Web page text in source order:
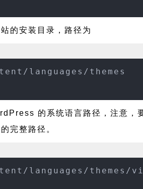
的安装目录，路径为
languages/themes
的系统语言路径，注意，
完整路径。
languages/themes/